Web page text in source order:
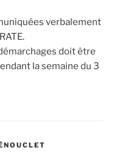
verbalement
doit être
la semaine du 3